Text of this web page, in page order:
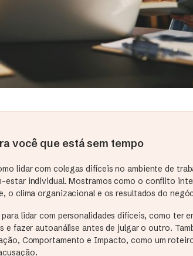
você que está sem tempo
lidar com colegas difíceis no ambiente de
estar individual. Mostramos como o conflito
o clima organizacional e os resultados do
lidar com personalidades difíceis, como ter
fazer autoanálise antes de julgar o outro.
Comportamento e Impacto, como um